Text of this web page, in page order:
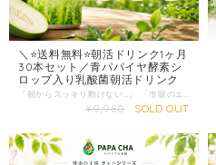
＼⭐️送料無料⭐️朝活ドリンク1ヶ月
30本セット／青パパイヤ酵素シ
ロップ入り乳酸菌朝活ドリンク
¥9,980 SOLD OUT